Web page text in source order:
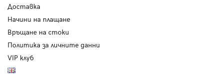
Доставка
Начини на плащане
Връщане на стоки
Политика за личните данни
VIP клуб